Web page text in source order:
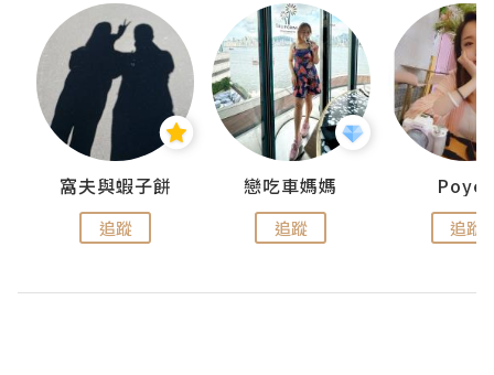
窩夫與蝦子餅
追蹤
戀吃車媽媽
追蹤 追蹤